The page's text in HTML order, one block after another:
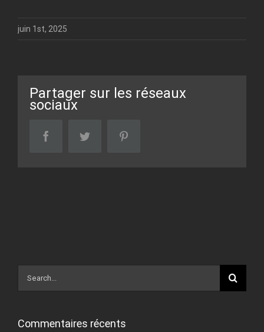
juin 1st, 2025
Partager sur les réseaux
sociaux
facebooktwitter
for:
Commentaires récents